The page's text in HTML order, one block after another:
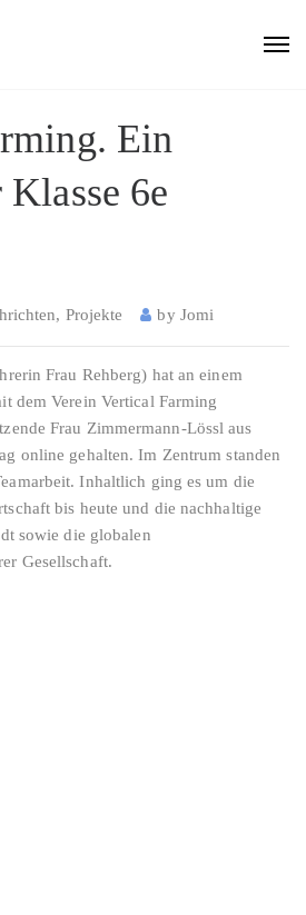
Ein
6e
, Projekte by Jomi
Frau Rehberg) hat an einem
dem Verein Vertical Farming
Frau Zimmermann-Lössl aus
online gehalten. Im Zentrum standen
Inhaltlich ging es um die
bis heute und die nachhaltige
sowie die globalen
Gesellschaft.